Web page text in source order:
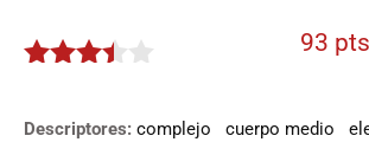
93 pts
Descriptores: complejo cuerpo medio